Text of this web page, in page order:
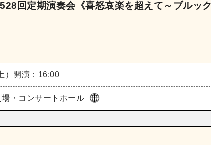
回定期演奏会《喜怒哀楽を超えて～ブルック
） 開演：16:00
・コンサートホール